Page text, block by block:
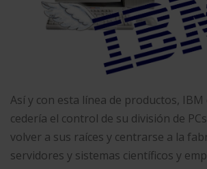
Así y con esta línea de productos,
cedería el control de su división de
volver a sus raíces y centrarse a la
servidores y sistemas científicos y